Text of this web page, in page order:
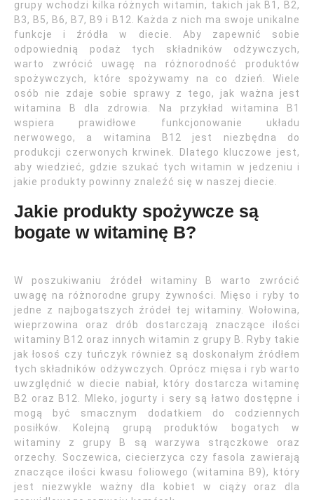
grupy wchodzi kilka różnych witamin, takich jak B1, B2,
B3, B5, B6, B7, B9 i B12. Każda z nich ma swoje unikalne
funkcje i źródła w diecie. Aby zapewnić sobie
odpowiednią podaż tych składników odżywczych,
warto zwrócić uwagę na różnorodność produktów
spożywczych, które spożywamy na co dzień. Wiele
osób nie zdaje sobie sprawy z tego, jak ważna jest
witamina B dla zdrowia. Na przykład witamina B1
wspiera prawidłowe funkcjonowanie układu
nerwowego, a witamina B12 jest niezbędna do
produkcji czerwonych krwinek. Dlatego kluczowe jest,
aby wiedzieć, gdzie szukać tych witamin w jedzeniu i
jakie produkty powinny znaleźć się w naszej diecie.
Jakie produkty spożywcze są
bogate w witaminę B?
W poszukiwaniu źródeł witaminy B warto zwrócić
uwagę na różnorodne grupy żywności. Mięso i ryby to
jedne z najbogatszych źródeł tej witaminy. Wołowina,
wieprzowina oraz drób dostarczają znaczące ilości
witaminy B12 oraz innych witamin z grupy B. Ryby takie
jak łosoś czy tuńczyk również są doskonałym źródłem
tych składników odżywczych. Oprócz mięsa i ryb warto
uwzględnić w diecie nabiał, który dostarcza witaminę
B2 oraz B12. Mleko, jogurty i sery są łatwo dostępne i
mogą być smacznym dodatkiem do codziennych
posiłków. Kolejną grupą produktów bogatych w
witaminy z grupy B są warzywa strączkowe oraz
orzechy. Soczewica, ciecierzyca czy fasola zawierają
znaczące ilości kwasu foliowego (witamina B9), który
jest niezwykle ważny dla kobiet w ciąży oraz dla